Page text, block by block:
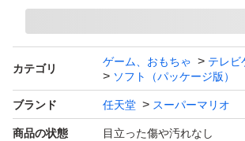
カテゴリ
ゲーム、おもちゃ テレビ
ソフト（パッケージ版）
ブランド 任天堂 スーパーマリオ
商品の状態 目立った傷や汚れなし